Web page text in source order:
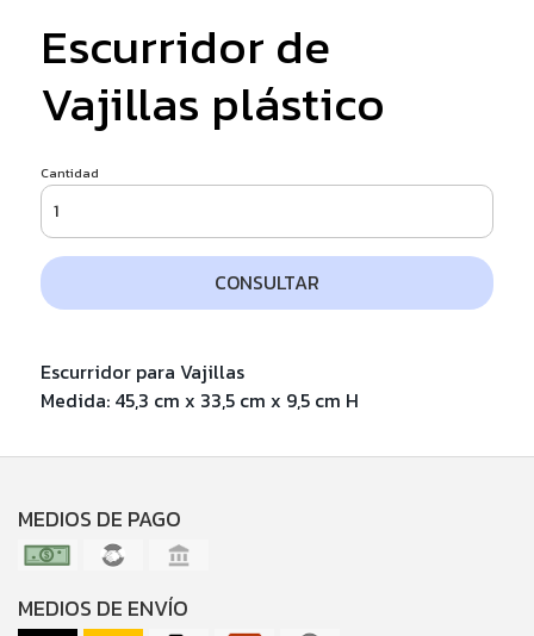
Escurridor de
Vajillas plástico
Cantidad
CONSULTAR
Escurridor para Vajillas
Medida: 45,3 cm x 33,5 cm x 9,5 cm H
MEDIOS DE PAGO
MEDIOS DE ENVÍO